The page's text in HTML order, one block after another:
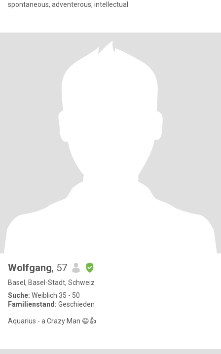
spontaneous, adventerous, intellectual
Wolfgang, 57
Basel, Basel-Stadt, Schweiz
Suche: Weiblich 35 - 50
Familienstand: Geschieden
Aquarius - a Crazy Man 😄👍